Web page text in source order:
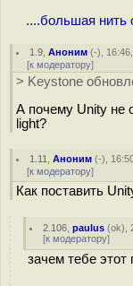
....большая нить
1.9 ,Аноним (-),
[к модератору]
> Keystone
А почему Unity не
light?
1.11 ,Аноним (-),
[к модератору]
Как поставить
2.106 ,paulus (ok),
[к модератору]
зачем тебе этот